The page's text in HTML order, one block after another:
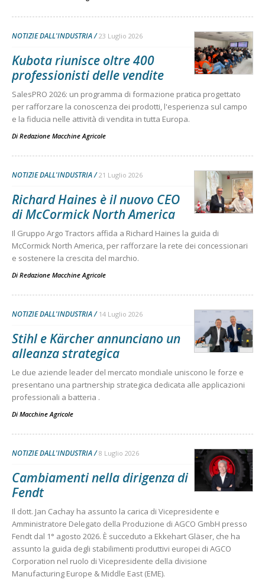
NOTIZIE DALL'INDUSTRIA 23 Luglio 2026
Kubota riunisce oltre 400
professionisti delle vendite
SalesPRO 2026: un programma di formazione pratica progettato
per rafforzare la conoscenza dei prodotti, l'esperienza sul campo
e la fiducia nelle attività di vendita in tutta Europa.
Di Redazione Macchine Agricole
NOTIZIE DALL'INDUSTRIA 21 Luglio 2026
Richard Haines è il nuovo CEO
di McCormick North America
Il Gruppo Argo Tractors affida a Richard Haines la guida di
McCormick North America, per rafforzare la rete dei concessionari
e sostenere la crescita del marchio.
Di Redazione Macchine Agricole
NOTIZIE DALL'INDUSTRIA 14 Luglio 2026
Stihl e Kärcher annunciano un
alleanza strategica
Le due aziende leader del mercato mondiale uniscono le forze e
presentano una partnership strategica dedicata alle applicazioni
professionali a batteria .
Di Macchine Agricole
NOTIZIE DALL'INDUSTRIA 8 Luglio 2026
Cambiamenti nella dirigenza di
Fendt
Il dott. Jan Cachay ha assunto la carica di Vicepresidente e
Amministratore Delegato della Produzione di AGCO GmbH presso
Fendt dal 1° agosto 2026. È succeduto a Ekkehart Gläser, che ha
assunto la guida degli stabilimenti produttivi europei di AGCO
Corporation nel ruolo di Vicepresidente della divisione
Manufacturing Europe & Middle East (EME).